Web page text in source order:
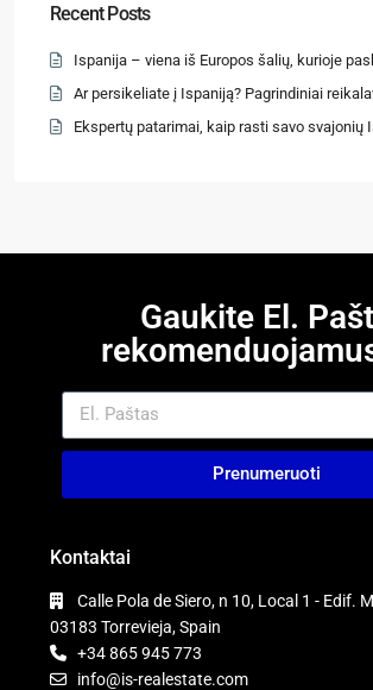
Recent Posts
Ispanija – viena iš Europos šalių, kurioje
Ar persikeliate į Ispaniją? Pagrindiniai
Ekspertų patarimai, kaip rasti savo svajonių
Gaukite El.
Prenumeruoti
Kontaktai
Calle Pola de Siero, n 10, Local 1 - Edif.
03183 Torrevieja, Spain
+34 865 945 773
info@is-realestate.com